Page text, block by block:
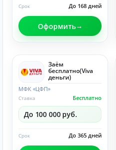
До 168 дней
Срок
Оформить
Заём
бесплатно(Viva
деньги)
МФК «ЦФП»
Бесплатно
Ставка
До 100 000 руб.
До 365 дней
Срок